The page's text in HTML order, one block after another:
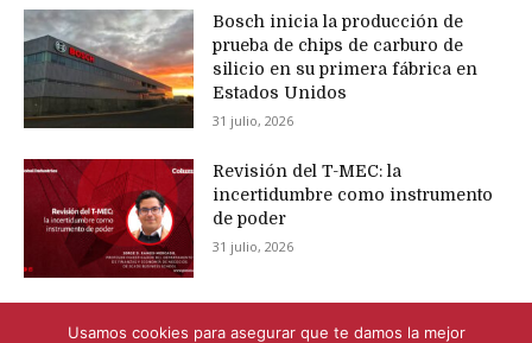
Bosch inicia la producción de
prueba de chips de carburo de
silicio en su primera fábrica en
Estados Unidos
31 julio, 2026
Revisión del T-MEC: la
incertidumbre como instrumento
de poder
31 julio, 2026
Usamos cookies para asegurar que te damos la mejor